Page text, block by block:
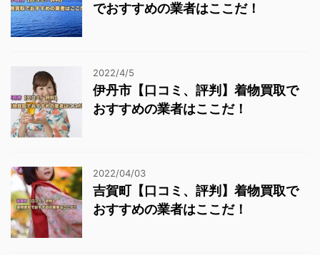
でおすすめの業者はここだ！
2022/4/5
伊丹市【口コミ、評判】着物買取で
おすすめの業者はここだ！
2022/04/03
吉賀町【口コミ、評判】着物買取で
おすすめの業者はここだ！